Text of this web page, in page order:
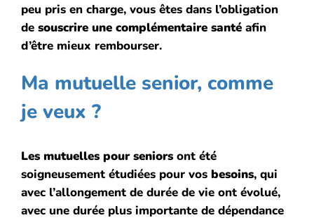
peu pris en charge, vous êtes dans l’obligation
de souscrire une complémentaire santé afin
d’être mieux rembourser.
Ma mutuelle senior, comme
je veux ?
Les mutuelles pour seniors ont été
soigneusement étudiées pour vos besoins, qui
avec l’allongement de durée de vie ont évolué,
avec une durée plus importante de dépendance